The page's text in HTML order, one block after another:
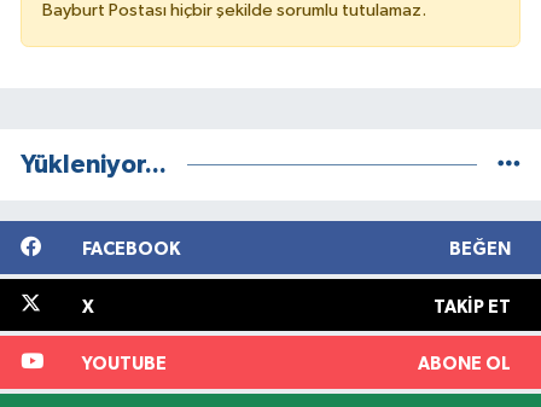
Bayburt Postası hiçbir şekilde sorumlu tutulamaz.
Yükleniyor...
FACEBOOK BEĞEN
X TAKIP ET
YOUTUBE ABONE OL